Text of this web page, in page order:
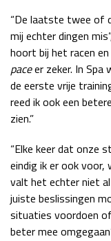
GP QATAR
Kwalificatie
Race
Kwalificatie
Race
“De laatste twee of
mij echter dingen
hoort bij het racen
paceer zeker. In Spa
de eerste vrije
reed ik ook een
zien.”
“Elke keer dat onze
eindig ik er ook voor,
valt het echter niet
juiste beslissingen
situaties voordoen
beter mee